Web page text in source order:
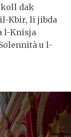
dak
Kbir, li jibda
l-Knisja
u l-